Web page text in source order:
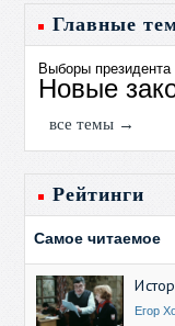
Главные
Выборы
Новые
все темы →
Рейтинги
Самое читаемое
Егор